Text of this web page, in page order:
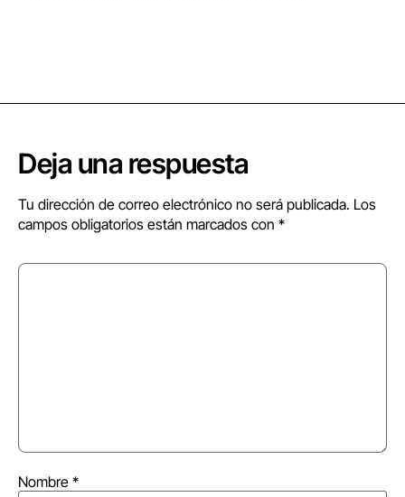
Deja una respuesta
Tu dirección de correo electrónico no será publicada. Los
campos obligatorios están marcados con *
Nombre *